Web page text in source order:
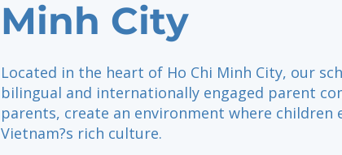
Minh City
Located in the heart of Ho Chi Minh City, our
bilingual and internationally engaged parent
parents, create an environment where children
Vietnam?s rich culture.